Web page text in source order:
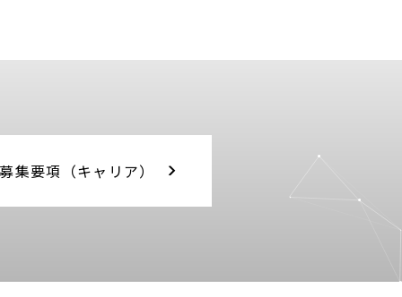
募集要項（キャリア）